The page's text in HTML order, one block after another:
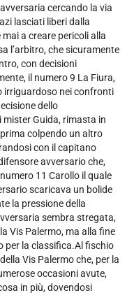
cercando la via
lasciati liberi dalla
a creare pericoli alla
l’arbitro, che sicuramente
con decisioni
il numero 9 La Fiura,
irriguardoso nei confronti
dello
Guida, rimasta in
colpendo un altro
con il capitano
avversario che,
11 Carollo il quale
scaricava un bolide
la pressione della
sembra stregata,
Vis Palermo, ma alla fine
per la classifica.Al fischio
Vis Palermo che, per la
occasioni avute,
in più, dovendosi